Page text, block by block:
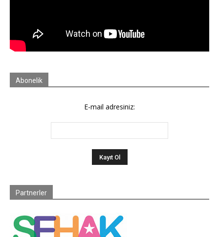
Abonelik
E-mail adresiniz:
Partnerler